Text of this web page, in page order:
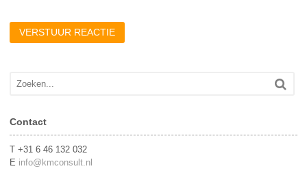
Contact
T +31 6 46 132 032
E info@kmconsult.nl